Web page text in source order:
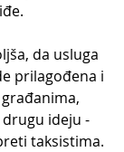
da usluga
prilagođena i
ideju -
taksistima.